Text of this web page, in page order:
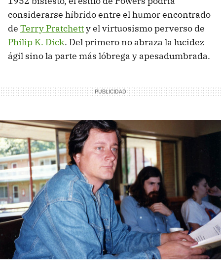
considerarse híbrido entre el humor encontrado
de Terry Pratchetty el virtuosismo perverso de
Philip K. Dick. Del primero no abraza la lucidez
ágil sino la parte más lóbrega y apesadumbrada.